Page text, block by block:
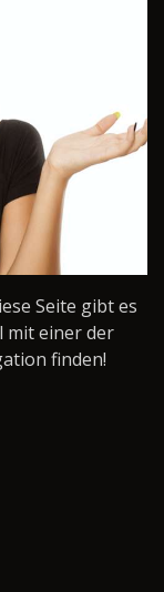
Seite gibt es
mit einer der
finden!